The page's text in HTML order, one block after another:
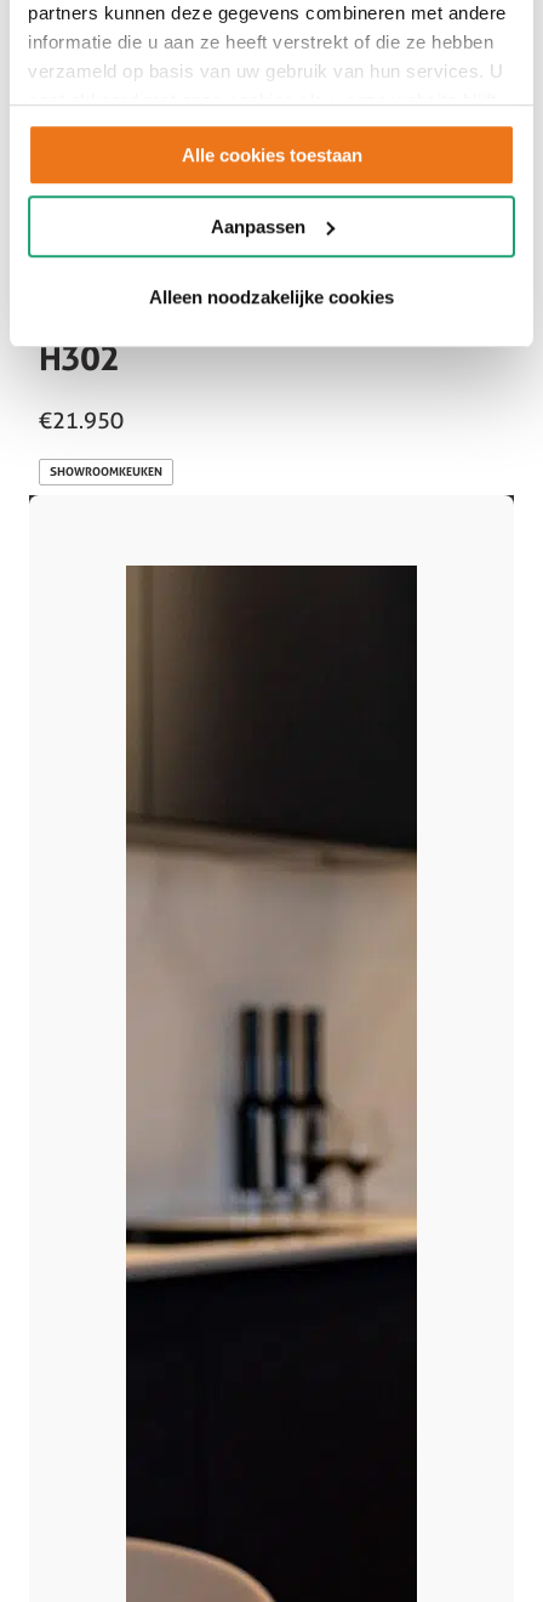
partners kunnen deze gegevens combineren met andere
informatie die u aan ze heeft verstrekt of die ze hebben
verzameld op basis van uw gebruik van hun services. U
gaat akkoord met onze cookies als u onze website blijft
gebruiken.
Alle cookies toestaan
Aanpassen
Alleen noodzakelijke cookies
H302
€21.950
SHOWROOMKEUKEN